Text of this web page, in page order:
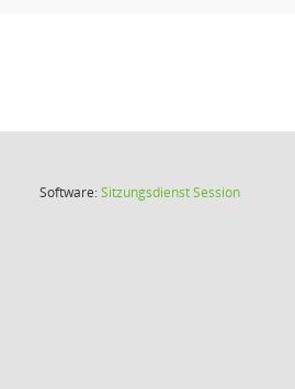
Software:SitzungsdienstSession(Wird in